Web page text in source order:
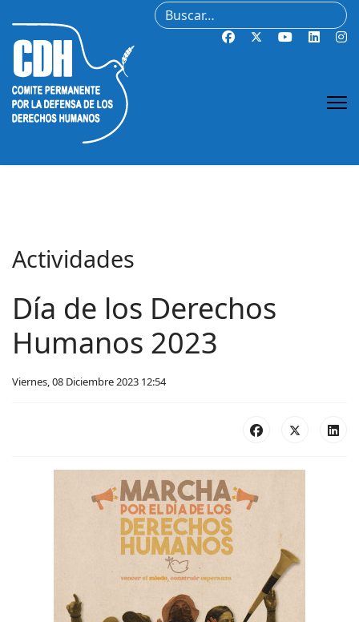
Buscar
Actividades
Día de los Derechos
Humanos 2023
Viernes, 08 Diciembre 2023 12:54